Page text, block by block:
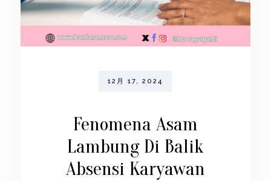
12月 17, 2024
Fenomena Asam
Lambung Di Balik
Absensi Karyawan